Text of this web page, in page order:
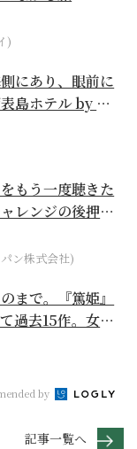
)
にあり、眼前に
島ホテル by 星
もう一度聴きた
レンジの後押し
ン株式会社)
まで。『篤姫』
過去15作。女性
by
記事一覧へ